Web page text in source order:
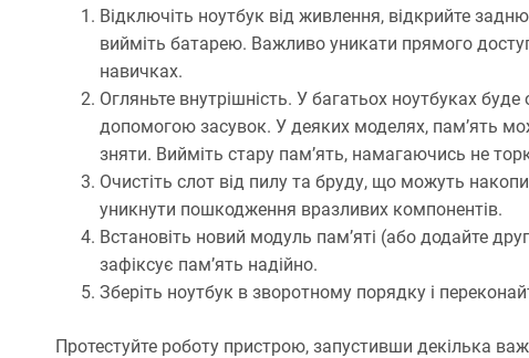
Відключіть ноутбук від живлення, відкрийте
вийміть батарею. Важливо уникати прямого
навичках.
Огляньте внутрішність. У багатьох ноутбуках
допомогою засувок. У деяких моделях, пам’ять
зняти. Вийміть стару пам’ять, намагаючись не
Очистіть слот від пилу та бруду, що можуть
уникнути пошкодження вразливих компонентів.
Встановіть новий модуль пам’яті (або додайте
зафіксує пам’ять надійно.
Зберіть ноутбук в зворотному порядку і
Протестуйте роботу пристрою, запустивши декілька